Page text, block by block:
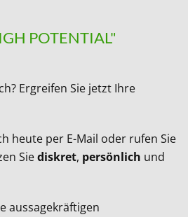
POTENTIAL"
Ergreifen Sie jetzt Ihre
heute per E-Mail oder rufen Sie
Siediskret, persönlich und
aussagekräftigen